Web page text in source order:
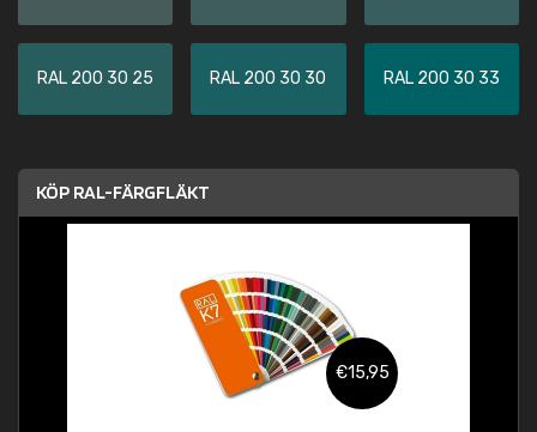
RAL 200 30 25 RAL 200 30 30 RAL 200 30 33
KÖP RAL-FÄRGFLÄKT
€15,95